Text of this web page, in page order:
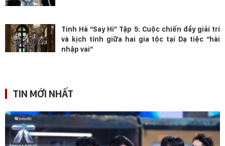
Tinh Hà “Say Hi” Tập 5: Cuộc chiến đầy giải trí
và kịch tính giữa hai gia tộc tại Dạ tiệc “hài
nhập vai”
TIN MỚI NHẤT